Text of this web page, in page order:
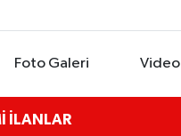
Foto Galeri Video
İLANLAR